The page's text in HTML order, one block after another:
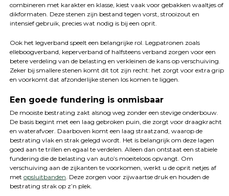
combineren met karakter en klasse, kiest vaak voor gebakken waaltjes of
dikformaten. Deze stenen zijn bestand tegen vorst, strooizout en
intensief gebruik, precies wat nodig is bij een oprit.
Ook het legverband speelt een belangrijke rol. Legpatronen zoals
elleboogverband, keperverband of halfsteens verband zorgen voor een
betere verdeling van de belasting en verkleinen de kans op verschuiving.
Zeker bij smallere stenen komt dit tot zijn recht: het zorgt voor extra grip
en voorkomt dat afzonderlijke stenen los komen te liggen.
Een goede fundering is onmisbaar
De mooiste bestrating zakt alsnog weg zonder een stevige onderbouw.
De basis begint met een laag gebroken puin, die zorgt voor draagkracht
en waterafvoer. Daarboven komt een laag straatzand, waarop de
bestrating vlak en strak gelegd wordt. Het is belangrijk om deze lagen
goed aan te trillen en egaal te verdelen. Alleen dan ontstaat een stabiele
fundering die de belasting van auto’s moeiteloos opvangt. Om
verschuiving aan de zijkanten te voorkomen, werkt u de oprit netjes af
met opsluitbanden. Deze zorgen voor zijwaartse druk en houden de
bestrating strak op z’n plek.